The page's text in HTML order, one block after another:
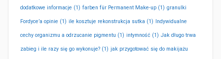
dodatkowe informacje (1) farben für Permanent Make-up (1) granulki
Fordyce’a opinie (1) ile kosztuje rekonstrukcja sutka (1) Indywidualne
cechy organizmu a odrzucanie pigmentu (1) intymność (1) Jak długo trwa
zabieg i ile razy się go wykonuje? (1) jak przygotować się do makijażu